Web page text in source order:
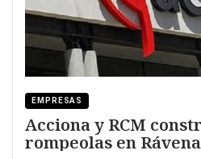
EMPRESAS
Acciona y RCM
rompeolas en Rávena